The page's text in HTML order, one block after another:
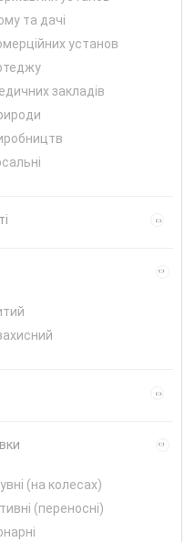
та дачі
установ
закладів
розетки
підключення
транспортування
AVR
(на колесах)
(переносні)